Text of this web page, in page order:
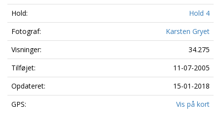
Hold:
Hold 4
Fotograf:
Karsten Gryet
Visninger:
34.275
Tilføjet:
11-07-2005
Opdateret:
15-01-2018
GPS:
Vis på kort